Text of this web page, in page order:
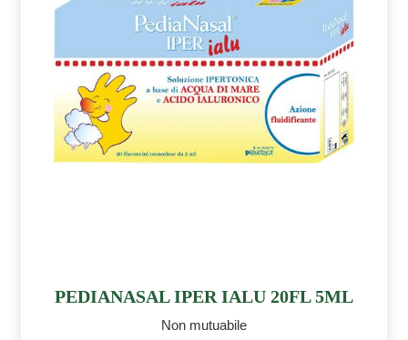
PEDIANASAL IPER IALU 20FL 5ML
Non mutuabile